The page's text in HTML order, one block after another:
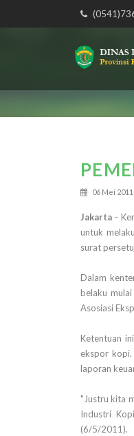
06 Mei 2011
Jakarta -
untuk
surat
Dalam
belaku
Asosiasi
Ketentuan
ekspor
laporan
"Justru kita
Industri
(6/5/2011).